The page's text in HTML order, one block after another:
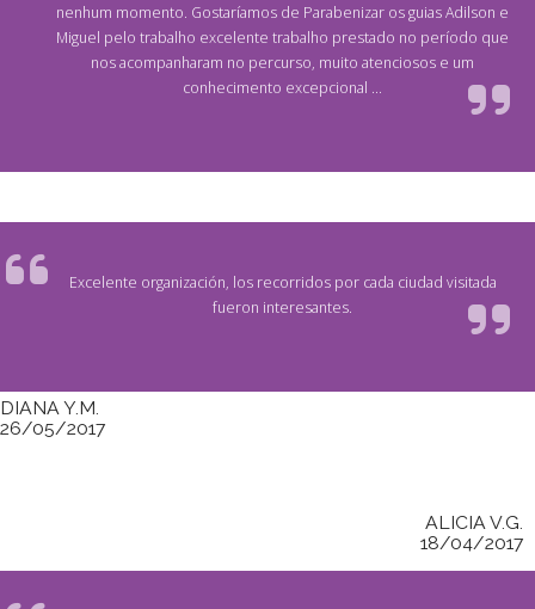
nenhum momento. Gostaríamos de Parabenizar os guias Adilson e
Miguel pelo trabalho excelente trabalho prestado no período que
nos acompanharam no percurso, muito atenciosos e um
conhecimento excepcional ...
Excelente organización, los recorridos por cada ciudad visitada
fueron interesantes.
DIANA Y.M.
26/05/2017
ALICIA V.G.
18/04/2017